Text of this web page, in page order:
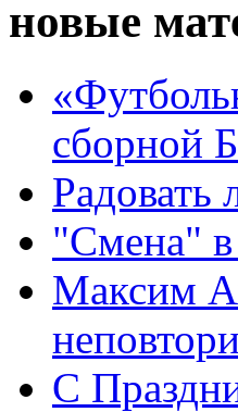
новые
сборной
Радовать
"Смена"
Максим
С